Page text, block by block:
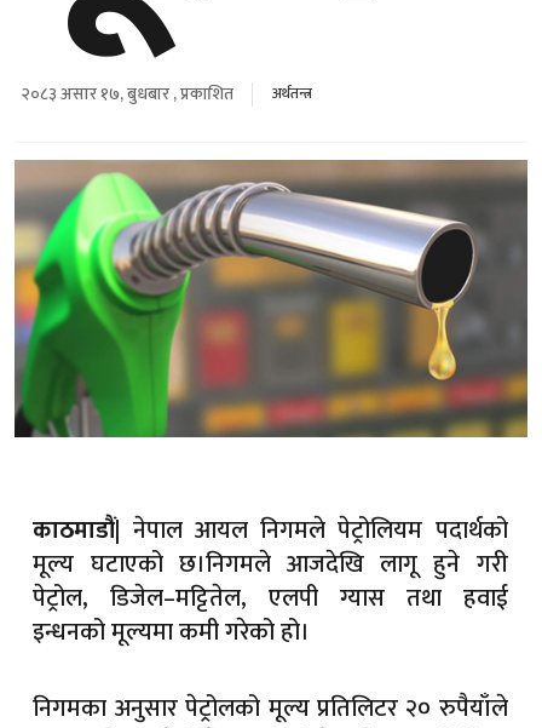
२०८३ असार १७, बुधबार , प्रकाशित अर्थतन्त्र
काठमाडौं| नेपाल आयल निगमले पेट्रोलियम पदार्थको
मूल्य घटाएको छ।निगमले आजदेखि लागू हुने गरी
पेट्रोल, डिजेल–मट्टितेल, एलपी ग्यास तथा हवाई
इन्धनको मूल्यमा कमी गरेको हो।
निगमका अनुसार पेट्रोलको मूल्य प्रतिलिटर २० रुपैयाँले